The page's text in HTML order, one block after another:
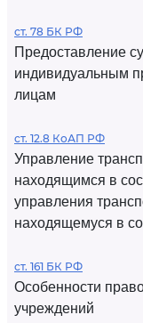
ст. 78 БК РФ
Предоставление
индивидуальным
лицам
ст. 12.8 КоАП РФ
Управление
находящимся в
управления
находящемуся в
ст. 161 БК РФ
Особенности
учреждений